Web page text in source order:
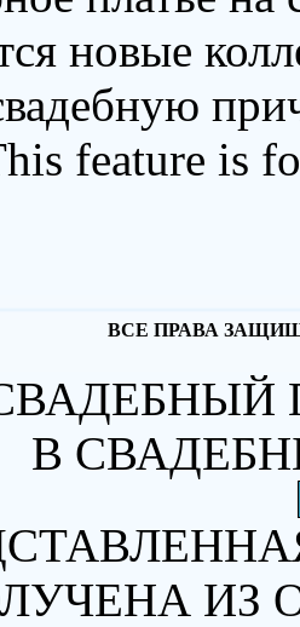
новые
feature is
ВСЕ ПРАВА
В
ИЗ